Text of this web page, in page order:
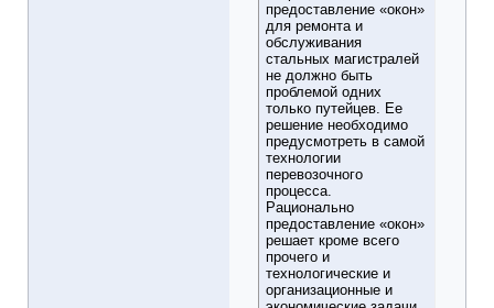
предоставление «окон»
для ремонта и
обслуживания
стальных магистралей
не должно быть
проблемой одних
только путейцев. Ее
решение необходимо
предусмотреть в самой
технологии
перевозочного
процесса.
Рационально
предоставление «окон»
решает кроме всего
прочего и
технологические и
организационные и